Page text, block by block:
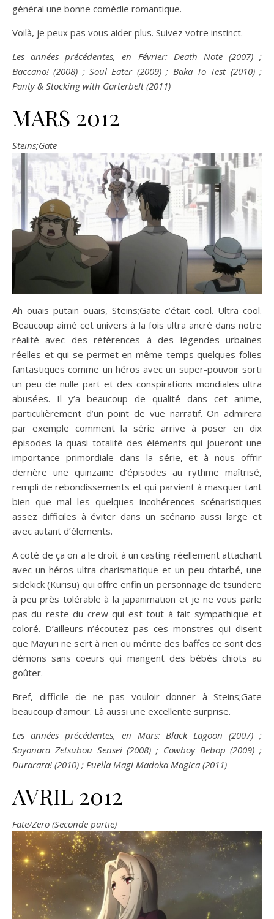
général une bonne comédie romantique.
Voilà, je peux pas vous aider plus. Suivez votre instinct.
Les années précédentes, en Février: Death Note (2007) ;
Baccano! (2008) ; Soul Eater (2009) ; Baka To Test (2010) ;
Panty & Stocking with Garterbelt (2011)
MARS 2012
Steins;Gate
Ah ouais putain ouais, Steins;Gate c’était cool. Ultra cool.
Beaucoup aimé cet univers à la fois ultra ancré dans notre
réalité avec des références à des légendes urbaines
réelles et qui se permet en même temps quelques folies
fantastiques comme un héros avec un super-pouvoir sorti
un peu de nulle part et des conspirations mondiales ultra
abusées. Il y’a beaucoup de qualité dans cet anime,
particulièrement d’un point de vue narratif. On admirera
par exemple comment la série arrive à poser en dix
épisodes la quasi totalité des éléments qui joueront une
importance primordiale dans la série, et à nous offrir
derrière une quinzaine d’épisodes au rythme maîtrisé,
rempli de rebondissements et qui parvient à masquer tant
bien que mal les quelques incohérences scénaristiques
assez difficiles à éviter dans un scénario aussi large et
avec autant d’élements.
A coté de ça on a le droit à un casting réellement attachant
avec un héros ultra charismatique et un peu chtarbé, une
sidekick (Kurisu) qui offre enfin un personnage de tsundere
à peu près tolérable à la japanimation et je ne vous parle
pas du reste du crew qui est tout à fait sympathique et
coloré. D’ailleurs n’écoutez pas ces monstres qui disent
que Mayuri ne sert à rien ou mérite des baffes ce sont des
démons sans coeurs qui mangent des bébés chiots au
goûter.
Bref, difficile de ne pas vouloir donner à Steins;Gate
beaucoup d’amour. Là aussi une excellente surprise.
Les années précédentes, en Mars: Black Lagoon (2007) ;
Sayonara Zetsubou Sensei (2008) ; Cowboy Bebop (2009) ;
Durarara! (2010) ; Puella Magi Madoka Magica (2011)
AVRIL 2012
Fate/Zero (Seconde partie)